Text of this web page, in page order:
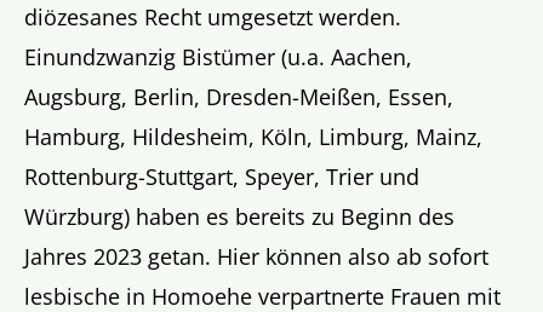
diözesanes Recht umgesetzt werden.
Einundzwanzig Bistümer (u.a. Aachen,
Augsburg, Berlin, Dresden-Meißen, Essen,
Hamburg, Hildesheim, Köln, Limburg, Mainz,
Rottenburg-Stuttgart, Speyer, Trier und
Würzburg) haben es bereits zu Beginn des
Jahres 2023 getan. Hier können also ab sofort
lesbische in Homoehe verpartnerte Frauen mit